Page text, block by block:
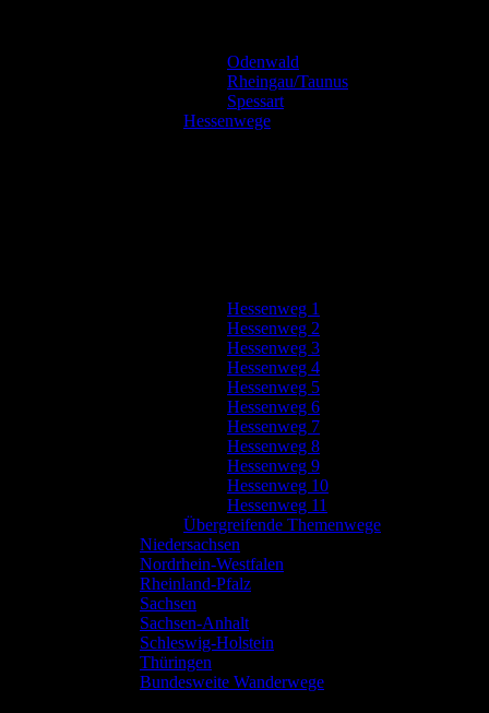
Odenwald
Rheingau/Taunus
Spessart
Hessenwege
Hessenweg 1
Hessenweg 2
Hessenweg 3
Hessenweg 4
Hessenweg 5
Hessenweg 6
Hessenweg 7
Hessenweg 8
Hessenweg 9
Hessenweg 10
Hessenweg 11
Übergreifende Themenwege
Niedersachsen
Nordrhein-Westfalen
Rheinland-Pfalz
Sachsen
Sachsen-Anhalt
Schleswig-Holstein
Thüringen
Bundesweite Wanderwege